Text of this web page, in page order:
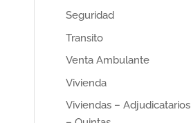
Seguridad
Transito
Venta Ambulante
Vivienda
Viviendas – Adjudicatarios